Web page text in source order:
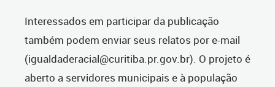
Interessados em participar da publicação
também podem enviar seus relatos por e-mail
(igualdaderacial@curitiba.pr.gov.br). O projeto é
aberto a servidores municipais e à população